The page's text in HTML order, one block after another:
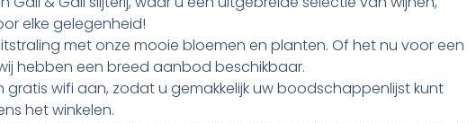
elke gelegenheid!
met onze mooie bloemen en planten. Of het nu voor een
hebben een breed aanbod beschikbaar.
gratis wifi aan, zodat u gemakkelijk uw boodschappenlijst kunt
het winkelen.